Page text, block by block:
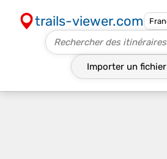
trails-viewer.com
Importer un fichier